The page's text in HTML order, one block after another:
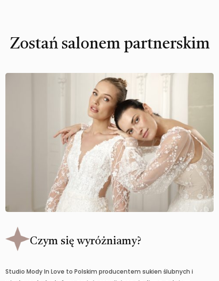
Zostań salonem partnerskim
Czym się wyróżniamy?
Studio Mody In Love to Polskim producentem sukien ślubnych i